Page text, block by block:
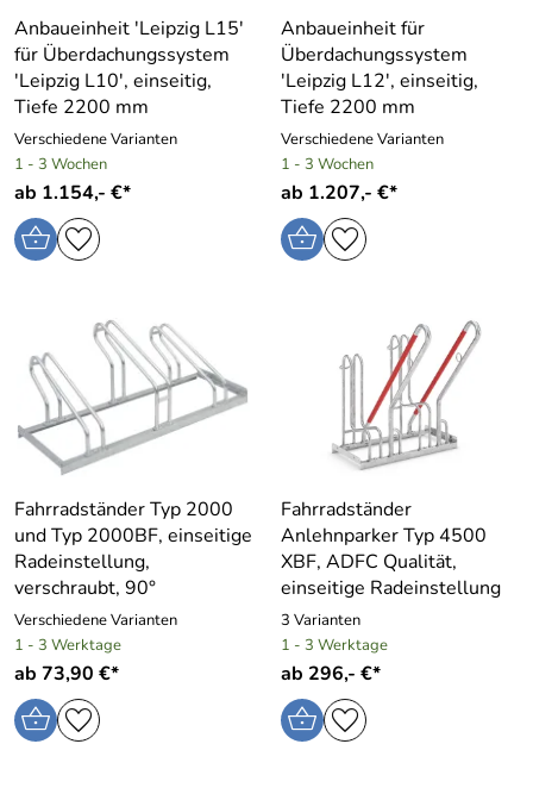
Anbaueinheit ′Leipzig L15′
für Überdachungssystem
′Leipzig L10′, einseitig,
Tiefe 2200 mm
Verschiedene Varianten
1 - 3 Wochen
ab 1.154,- €*
Anbaueinheit für
Überdachungssystem
′Leipzig L12′, einseitig,
Tiefe 2200 mm
Verschiedene Varianten
1 - 3 Wochen
ab 1.207,- €*
Fahrradständer Typ 2000
und Typ 2000BF, einseitige
Radeinstellung,
verschraubt, 90°
Verschiedene Varianten
1 - 3 Werktage
ab 73,90 €*
Fahrradständer
Anlehnparker Typ 4500
XBF, ADFC Qualität,
einseitige Radeinstellung
3 Varianten
1 - 3 Werktage
ab 296,- €*